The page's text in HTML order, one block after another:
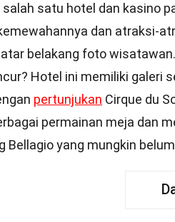
salah satu hotel dan kasino
dan atraksi-
belakang foto
Hotel ini memiliki galeri
pertunjukan Cirque du
permainan meja dan
Bellagio yang mungkin